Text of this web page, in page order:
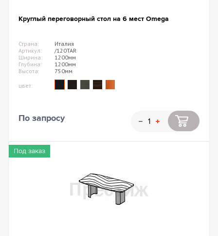
Круглый переговорный стол на 6 мест Omega
Страна:
Италия
Артикул:
/120TAR
Ширина:
1200мм
Глубина:
1200мм
Высота:
750мм
цвет:
По запросу
Под заказ